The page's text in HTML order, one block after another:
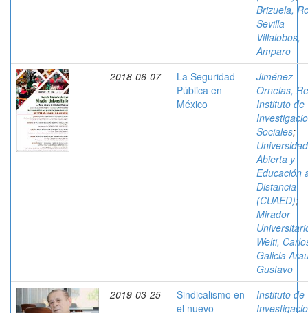
Brizuela,
Sevilla
Villalobos,
Amparo
2018-06-07
La Seguridad
Pública en
México
Jiménez
Ornelas,
Instituto de
Sociales;
Universidad
Abierta y
Educación
Distancia
(CUAED);
Mirador
Welti,
Galicia
Gustavo
2019-03-25
Sindicalismo en
el nuevo
Instituto de